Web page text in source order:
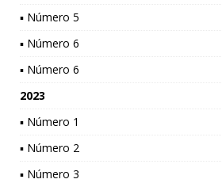
▪ Número 5
▪ Número 6
▪ Número 6
2023
▪ Número 1
▪ Número 2
▪ Número 3